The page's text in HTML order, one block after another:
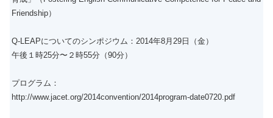
Friendship）
Q-LEAPについてのシンポジウム：2014年8月29日（金）
午後１時25分〜２時55分（90分）
プログラム：
http://www.jacet.org/2014convention/2014program-date0720.pdf